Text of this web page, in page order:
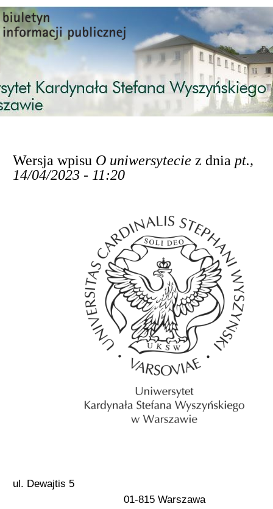
Przejdź do treści
Wersja wpisu O uniwersytecie z dnia pt.,
14/04/2023 - 11:20
ul. Dewajtis 5
01-815 Warszawa